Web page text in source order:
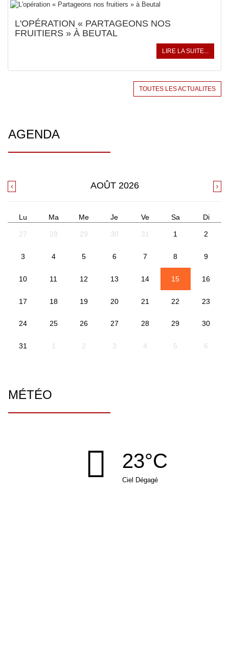
L'OPÉRATION « PARTAGEONS NOS
FRUITIERS » À BEUTAL
LIRE LA SUITE...
TOUTES LES ACTUALITES
AGENDA
AOÛT 2026
Lu Ma Me Je Ve Sa Di
27 28 29 30 31 1 2
3 4 5 6 7 8 9
10 11 12 13 14 15 16
17 18 19 20 21 22 23
24 25 26 27 28 29 30
31 1 2 3 4 5 6
MÉTÉO
23°C
Ciel Dégagé